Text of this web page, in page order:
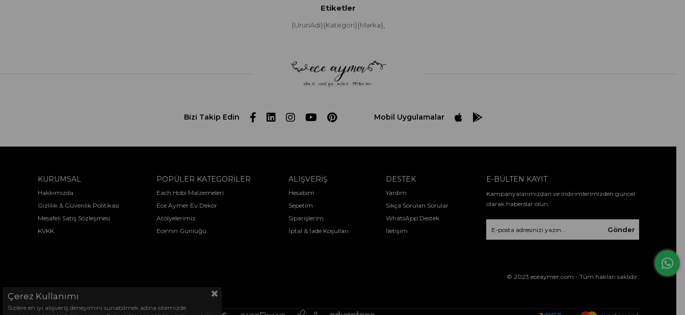
Etiketler
{UrunAdi}{Kategori}{Marka},
Bizi Takip Edin Mobil Uygulamalar
KURUMSAL
Hakkımızda
Gizlilik & Güvenlik Politikası
Mesafeli Satış Sözleşmesi
KVKK
POPÜLER KATEGORİLER
Each Hobi Malzemeleri
Ece Aymer Ev Dekor
Atölyelerimiz
Ece'nin Günlüğü
ALIŞVERİŞ
Hesabım
Sepetim
Siparişlerim
İptal & İade Koşulları
DESTEK
Yardım
Sıkça Sorulan Sorular
WhatsApp Destek
İletişim
E-BÜLTEN KAYIT
Kampanyalarımızdan ve indirimlerimizden güncel
olarak haberdar olun.
Gönder
© 2023 eceaymer.com - Tüm hakları saklıdır.
Çerez Kullanımı
Sizlere en iyi alışveriş deneyimini sunabilmek adına sitemizde